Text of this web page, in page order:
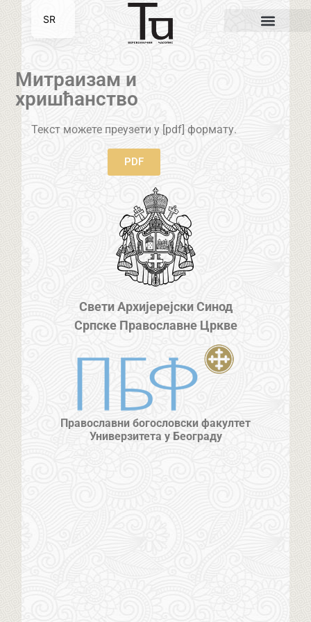
Митраизам и
хришћанство
Текст можете преузети у [pdf] формату.
PDF
Свети Архијерејски Синод
Српске Православне Цркве
Православни богословски факултет
Универзитета у Београду
SR
EN